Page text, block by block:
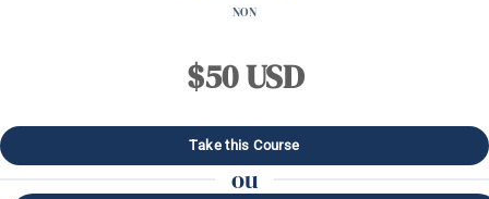
NON
$50 USD
ou